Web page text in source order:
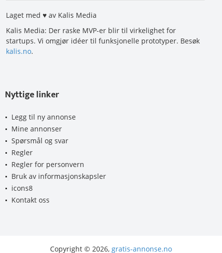
Laget med ♥ av Kalis Media
Kalis Media: Der raske MVP-er blir til virkelighet for
startups. Vi omgjør idéer til funksjonelle prototyper. Besøk
kalis.no.
Nyttige linker
Legg til ny annonse
Mine annonser
Spørsmål og svar
Regler
Regler for personvern
Bruk av informasjonskapsler
icons8
Kontakt oss
Copyright © 2026, gratis-annonse.no